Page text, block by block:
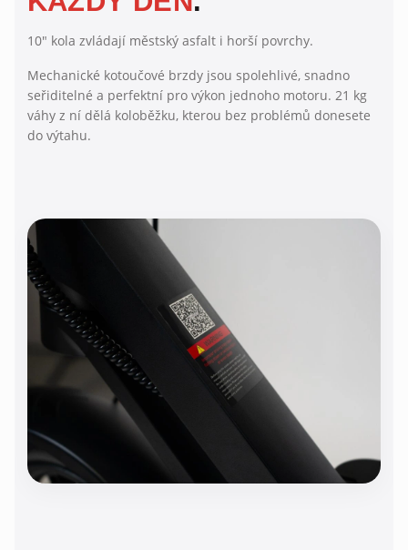
10" kola zvládají městský asfalt i horší povrchy.
Mechanické kotoučové brzdy jsou spolehlivé, snadno
seřiditelné a perfektní pro výkon jednoho motoru. 21 kg
váhy z ní dělá koloběžku, kterou bez problémů donesete
do výtahu.